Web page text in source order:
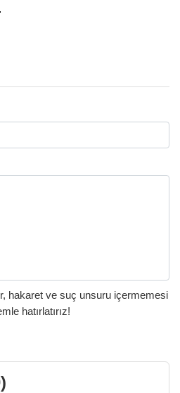
hakaret ve suç unsuru içermemesi
hatırlatırız!
)